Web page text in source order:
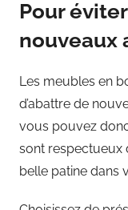
Pour
nouveaux
Les meubles en
d’abattre de
vous pouvez
sont respectueux
belle patine dans